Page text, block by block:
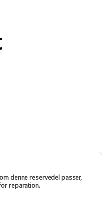
denne reservedel passer,
reparation.